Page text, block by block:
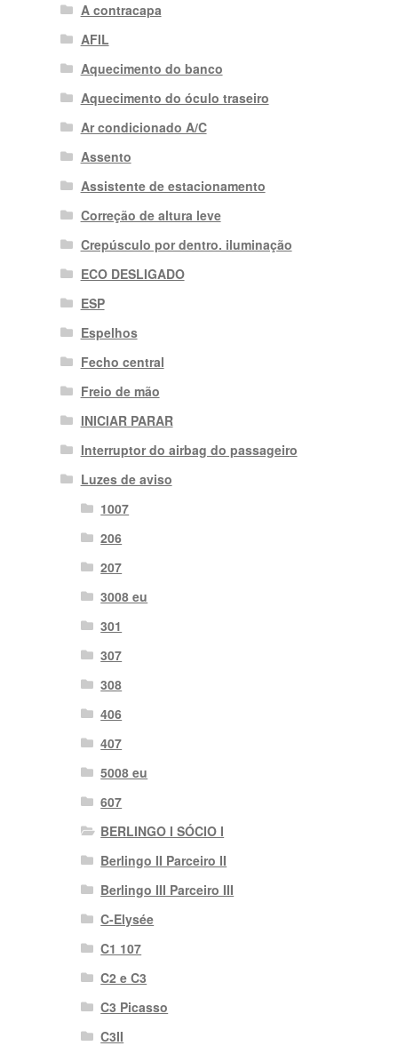
A contracapa
AFIL
Aquecimento do banco
Aquecimento do óculo traseiro
Ar condicionado A/C
Assento
Assistente de estacionamento
Correção de altura leve
Crepúsculo por dentro. iluminação
ECO DESLIGADO
ESP
Espelhos
Fecho central
Freio de mão
INICIAR PARAR
Interruptor do airbag do passageiro
Luzes de aviso
1007
206
207
3008 eu
301
307
308
406
407
5008 eu
607
BERLINGO I SÓCIO I
Berlingo II Parceiro II
Berlingo III Parceiro III
C-Elysée
C1 107
C2 e C3
C3 Picasso
C3II